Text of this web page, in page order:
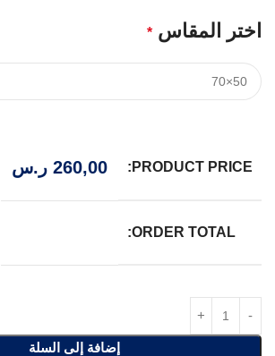
اختر المقاس *
PRODUCT PRICE:
260,00 ر.س
ORDER TOTAL:
إضافة إلى السلة